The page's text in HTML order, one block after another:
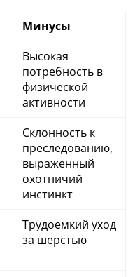
Минусы
Высокая
потребность в
физической
активности
Склонность к
преследованию,
выраженный
охотничий
инстинкт
Трудоемкий уход
за шерстью